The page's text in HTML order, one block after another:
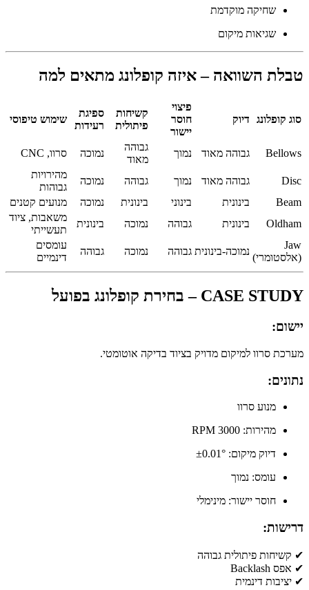
שחיקה מוקדמת
שגיאות מיקום
טבלת השוואה – איזה קופלונג מתאים למה
סוג קופלונג דיוק
פיצוי
חוסר
יישור
קשיחות
פיתולית
ספיגת
רעידות
שימוש טיפוסי
Bellows גבוהה מאוד נמוך
גבוהה
מאוד
נמוכה סרוו, CNC
Disc גבוהה מאוד נמוך גבוהה נמוכה
מהירויות
גבוהות
Beam
בינונית בינוני בינונית נמוכה
מנועים קטנים
Oldham
בינונית גבוהה נמוכה בינונית
משאבות, ציוד
תעשייתי
Jaw
(אלסטומרי)
נמוכה-בינונית גבוהה נמוכה גבוהה
עומסים
דינמיים
CASE STUDY – בחירת קופלונג בפועל
יישום:
מערכת סרוו למיקום מדויק בציוד בדיקה אוטומטי.
נתונים:
מנוע סרוו
מהירות: 3000 RPM
דיוק מיקום: ±0.01°
עומס: נמוך
חוסר יישור: מינימלי
דרישות:
✔ קשיחות פיתולית גבוהה
✔ אפס Backlash
✔ יציבות דינמית